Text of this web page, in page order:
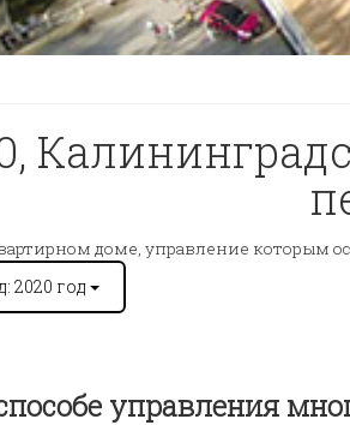
доме, управление которым
2020 год
управления